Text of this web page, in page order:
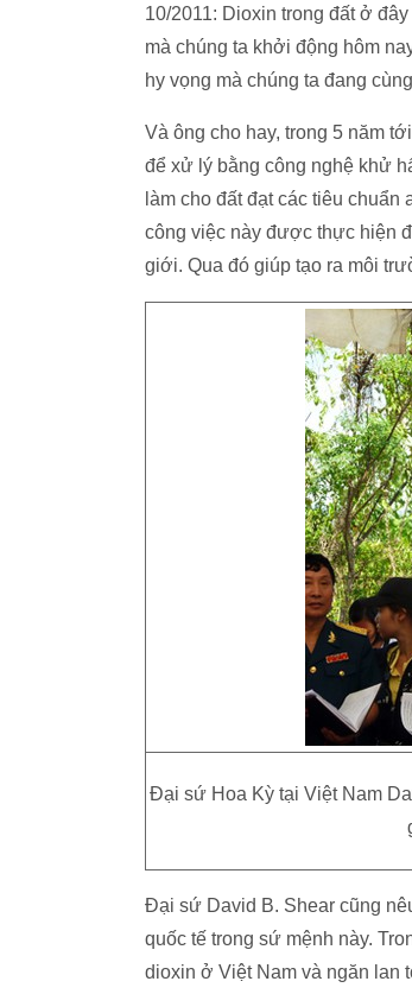
10/2011: Dioxin trong đất ở
mà chúng ta khởi động hôm
hy vọng mà chúng ta đang
Và ông cho hay, trong 5 năm
để xử lý bằng công nghệ khử
làm cho đất đạt các tiêu
công việc này được thực hiện
giới. Qua đó giúp tạo ra môi
Đại sứ Hoa Kỳ tại Việt Nam
Đại sứ David B. Shear cũng
quốc tế trong sứ mệnh này.
dioxin ở Việt Nam và ngăn lan